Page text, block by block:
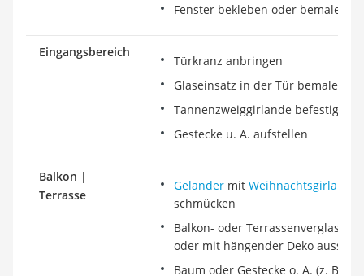
Fenster bekleben oder bemalen
Eingangsbereich
Türkranz anbringen
Glaseinsatz in der Tür bemalen
Tannenzweiggirlande befestigen
Gestecke u. Ä. aufstellen
Balkon |
Terrasse
Geländer mit
schmücken
Balkon- oder
oder mit hängender Deko
Baum oder Gestecke o. Ä. (z. B.